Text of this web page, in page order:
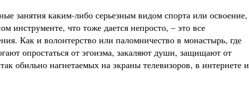
занятия каким-либо серьезным видом спорта или освоение,
инструменте, что тоже дается непросто, – это все
Как и волонтерство или паломничество в монастырь, где
опростаться от эгоизма, закаляют души, защищают от
обильно нагнетаемых на экраны телевизоров, в интернете и